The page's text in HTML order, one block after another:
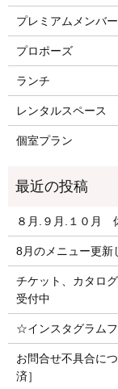
プレミアムメンバ
プロポーズ
ランチ
レンタルスペース
個室プラン
８月.９月.１０月
8月のメニュー更新
チケット、カタロ
受付中
☆インスタグラム
お問合せ不具合に
済］